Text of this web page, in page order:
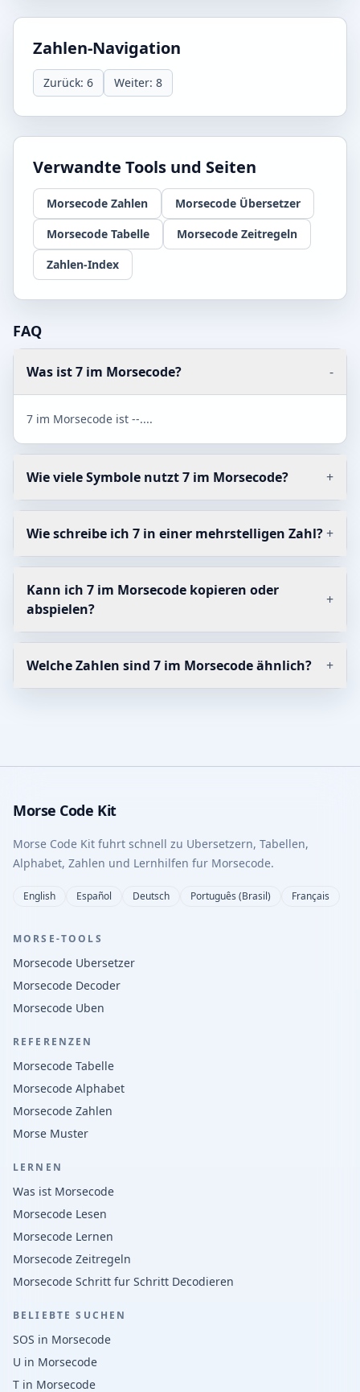
Zahlen-Navigation
Zurück: 6 Weiter: 8
Verwandte Tools und Seiten
Morsecode Zahlen
Morsecode Übersetzer
Morsecode Tabelle
Morsecode Zeitregeln
Zahlen-Index
FAQ
Was ist 7 im Morsecode? -
7 im Morsecode ist --....
Wie viele Symbole nutzt 7 im Morsecode? +
Wie schreibe ich 7 in einer mehrstelligen Zahl?+
Kann ich 7 im Morsecode kopieren oder
abspielen?
+
Welche Zahlen sind 7 im Morsecode ähnlich? +
Morse Code Kit
Morse Code Kit fuhrt schnell zu Ubersetzern, Tabellen,
Alphabet, Zahlen und Lernhilfen fur Morsecode.
English Español Deutsch Português (Brasil) Français
MORSE-TOOLS
Morsecode Ubersetzer
Morsecode Decoder
Morsecode Uben
REFERENZEN
Morsecode Tabelle
Morsecode Alphabet
Morsecode Zahlen
Morse Muster
LERNEN
Was ist Morsecode
Morsecode Lesen
Morsecode Lernen
Morsecode Zeitregeln
Morsecode Schritt fur Schritt Decodieren
BELIEBTE SUCHEN
SOS in Morsecode
U in Morsecode
T in Morsecode